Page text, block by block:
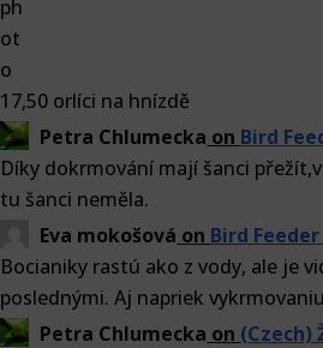
17,50 orlíci na hnízdě
Petra Chlumecka on Bird
Díky dokrmování mají šanci
tu šanci neměla.
Eva mokošová on Bird
Bocianiky rastú ako z vody, ale je
poslednými. Aj napriek
Petra Chlumecka on (Czech)